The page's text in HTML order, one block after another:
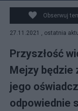
Fot. gov.pl
Obserwuj
27.11.2021 , ostatnia
Przyszłość
Mejzy będzie
jego
odpowiednie